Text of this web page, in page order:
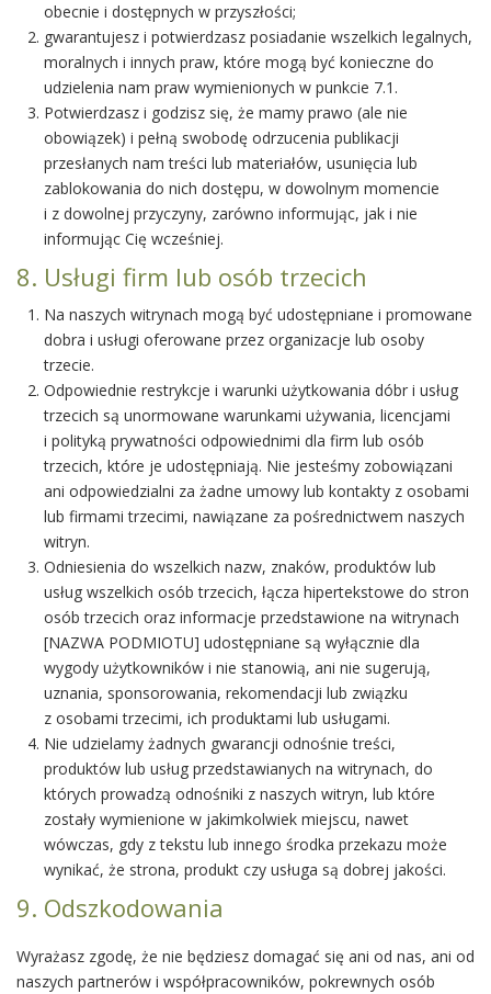
obecnie i dostępnych w przyszłości;
gwarantujesz i potwierdzasz posiadanie wszelkich legalnych,
moralnych i innych praw, które mogą być konieczne do
udzielenia nam praw wymienionych w punkcie 7.1.
Potwierdzasz i godzisz się, że mamy prawo (ale nie
obowiązek) i pełną swobodę odrzucenia publikacji
przesłanych nam treści lub materiałów, usunięcia lub
zablokowania do nich dostępu, w dowolnym momencie
i z dowolnej przyczyny, zarówno informując, jak i nie
informując Cię wcześniej.
8. Usługi firm lub osób trzecich
Na naszych witrynach mogą być udostępniane i promowane
dobra i usługi oferowane przez organizacje lub osoby
trzecie.
Odpowiednie restrykcje i warunki użytkowania dóbr i usług
trzecich są unormowane warunkami używania, licencjami
i polityką prywatności odpowiednimi dla firm lub osób
trzecich, które je udostępniają. Nie jesteśmy zobowiązani
ani odpowiedzialni za żadne umowy lub kontakty z osobami
lub firmami trzecimi, nawiązane za pośrednictwem naszych
witryn.
Odniesienia do wszelkich nazw, znaków, produktów lub
usług wszelkich osób trzecich, łącza hipertekstowe do stron
osób trzecich oraz informacje przedstawione na witrynach
[NAZWA PODMIOTU] udostępniane są wyłącznie dla
wygody użytkowników i nie stanowią, ani nie sugerują,
uznania, sponsorowania, rekomendacji lub związku
z osobami trzecimi, ich produktami lub usługami.
Nie udzielamy żadnych gwarancji odnośnie treści,
produktów lub usług przedstawianych na witrynach, do
których prowadzą odnośniki z naszych witryn, lub które
zostały wymienione w jakimkolwiek miejscu, nawet
wówczas, gdy z tekstu lub innego środka przekazu może
wynikać, że strona, produkt czy usługa są dobrej jakości.
9. Odszkodowania
Wyrażasz zgodę, że nie będziesz domagać się ani od nas, ani od
naszych partnerów i współpracowników, pokrewnych osób